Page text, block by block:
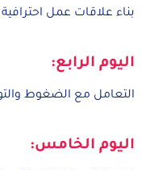
بناء علاقات عمل
اليوم الرابع:
التعامل مع الضغوط
اليوم الخامس: